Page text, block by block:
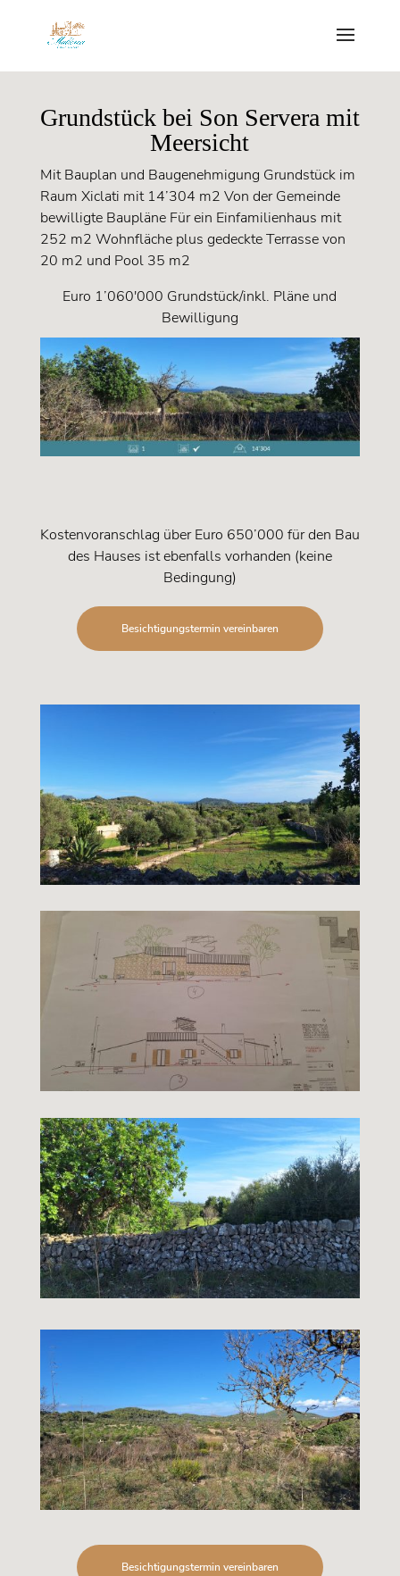
Grundstück bei Son Servera mit
Meersicht
Mit Bauplan und Baugenehmigung Grundstück im
Raum Xiclati mit 14’304 m2 Von der Gemeinde
bewilligte Baupläne Für ein Einfamilienhaus mit
252 m2 Wohnfläche plus gedeckte Terrasse von
20 m2 und Pool 35 m2
Euro 1’060'000 Grundstück/inkl. Pläne und
Bewilligung
Kostenvoranschlag über Euro 650’000 für den Bau
des Hauses ist ebenfalls vorhanden (keine
Bedingung)
Besichtigungstermin vereinbaren
Besichtigungstermin vereinbaren